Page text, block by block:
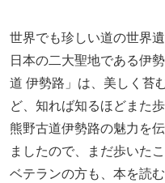
世界でも珍しい道の世界遺
日本の二大聖地である伊
道 伊勢路」は、美しく苔
ど、知れば知るほどまた
熊野古道伊勢路の魅力を
ましたので、まだ歩いた
ベテランの方も、本を読